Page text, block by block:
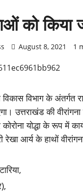
को किया
August 8, 2021 1
विभाग के अंतर्गत
उत्तराखंड की वीरांगना
कोरोना योद्धा के रूप में
आर्य के हाथों